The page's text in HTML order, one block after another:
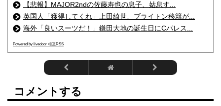
【悲報】MAJOR2ndの佐藤寿也の息子、姑息す...
英国人「獲得してくれ」上田綺世、ブライトン移籍が...
海外「良いスーツだ！」鎌田大地の誕生日にCパレス...
Powered by livedoor 相互RSS
コメントする